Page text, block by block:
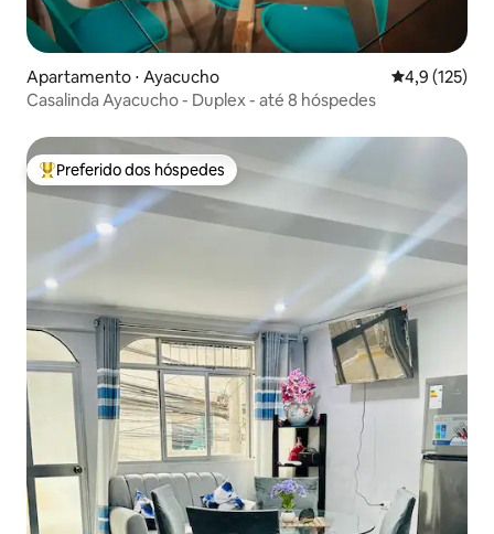
Apartamento ⋅ Ayacucho 4,9 de uma
4,9 (125)
Casalinda Ayacucho - Duplex - até 8 hóspedes
Entre os melhores preferidos dos hóspedes
Preferido dos hóspedes